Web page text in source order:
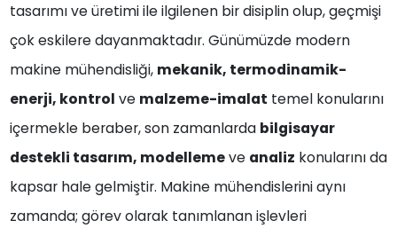
tasarımı ve üretimi ile ilgilenen bir disiplin olup, geçmişi
çok eskilere dayanmaktadır. Günümüzde modern
makine mühendisliği, mekanik, termodinamik-
enerji, kontrol ve malzeme-imalat temel konularını
içermekle beraber, son zamanlarda bilgisayar
destekli tasarım, modellemeve analiz konularını da
kapsar hale gelmiştir. Makine mühendislerini aynı
zamanda; görev olarak tanımlanan işlevleri